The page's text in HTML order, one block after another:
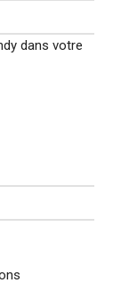
dans votre